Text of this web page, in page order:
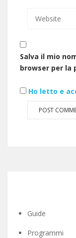
Salva il mio
browser per la
Ho letto e
Guide
Programmi